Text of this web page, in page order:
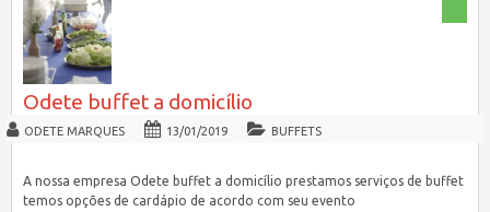
Odete buffet a domicílio
ODETE MARQUES 13/01/2019 BUFFETS
A nossa empresa Odete buffet a domicílio prestamos serviços de buffet
temos opções de cardápio de acordo com seu evento